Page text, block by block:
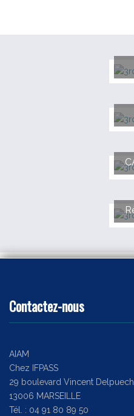
Contactez-nous
AIAM
Chez IFPASS
29 boulevard Vincent Delpuech
13006 MARSEILLE
Tél. : 04 91 80 89 50